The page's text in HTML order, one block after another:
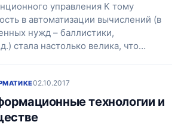
управления К тому
в автоматизации вычислений (в
нужд – баллистики,
стала настолько велика, что…
02.10.2017
технологии и